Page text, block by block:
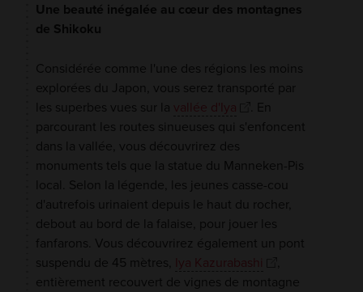
Une beauté inégalée au cœur des montagnes
de Shikoku
Considérée comme l'une des régions les moins
explorées du Japon, vous serez transporté par
les superbes vues sur la vallée d'Iya
. En
parcourant les routes sinueuses qui s'enfoncent
dans la vallée, vous découvrirez des
monuments tels que la statue du Manneken-Pis
local. Selon la légende, les jeunes casse-cou
d'autrefois urinaient depuis le haut du rocher,
debout au bord de la falaise, pour jouer les
fanfarons. Vous découvrirez également un pont
suspendu de 45 mètres,
Iya Kazurabashi
entièrement recouvert de vignes de montagne